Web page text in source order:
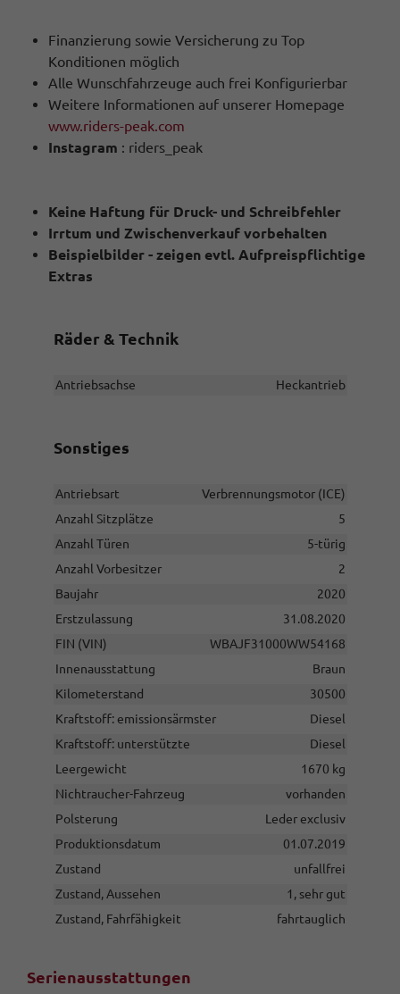
Finanzierung sowie Versicherung zu Top
Konditionen möglich
Alle Wunschfahrzeuge auch frei Konfigurierbar
Weitere Informationen auf unserer Homepage
www.riders-peak.com
Instagram : riders_peak
Keine Haftung für Druck- und Schreibfehler
Irrtum und Zwischenverkauf vorbehalten
Beispielbilder - zeigen evtl. Aufpreispflichtige
Extras
Räder & Technik
Antriebsachse Heckantrieb
Sonstiges
Antriebsart
Verbrennungsmotor (ICE)
Anzahl Sitzplätze
5
Anzahl Türen
5-türig
Anzahl Vorbesitzer
2
Baujahr
2020
Erstzulassung
31.08.2020
FIN (VIN)
WBAJF31000WW54168
Innenausstattung
Braun
Kilometerstand
30500
Kraftstoff: emissionsärmster
Diesel
Kraftstoff: unterstützte
Diesel
Leergewicht
1670 kg
Nichtraucher-Fahrzeug
vorhanden
Polsterung
Leder exclusiv
Produktionsdatum
01.07.2019
Zustand
unfallfrei
Zustand, Aussehen
1, sehr gut
Zustand, Fahrfähigkeit
fahrtauglich
Serienausstattungen